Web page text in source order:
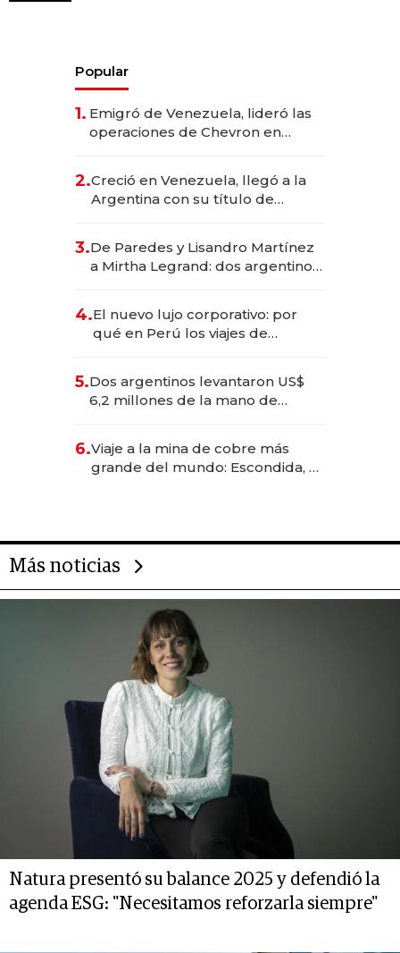
Popular
1. Emigró de Venezuela, lideró las
operaciones de Chevron en
2.Creció en Venezuela, llegó a la
Argentina con su título de
las marcas "fast premium"
3.De Paredes y Lisandro Martínez
a Mirtha Legrand: dos argentinos
4.El nuevo lujo corporativo: por
qué en Perú los viajes de
transformadoras
5.Dos argentinos levantaron US$
6,2 millones de la mano de
6.Viaje a la mina de cobre más
grande del mundo: Escondida, el
Más noticias
Natura presentó su balance 2025 y defendió la
agenda ESG: "Necesitamos reforzarla siempre"